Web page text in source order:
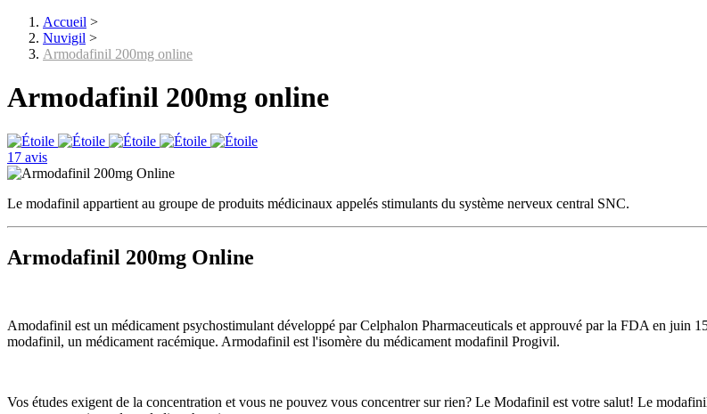
Accueil >
Nuvigil >
Armodafinil 200mg online
Armodafinil 200mg online
17 avis
Le modafinil appartient au groupe de produits médicinaux appelés stimulants du système nerveux central SNC.
Armodafinil 200mg Online
Amodafinil est un médicament psychostimulant développé par Celphalon Pharmaceuticals et approuvé par la FDA en juin
modafinil, un médicament racémique. Armodafinil est l'isomère du médicament modafinil Progivil.
Vos études exigent de la concentration et vous ne pouvez vous concentrer sur rien? Le Modafinil est votre salut! Le